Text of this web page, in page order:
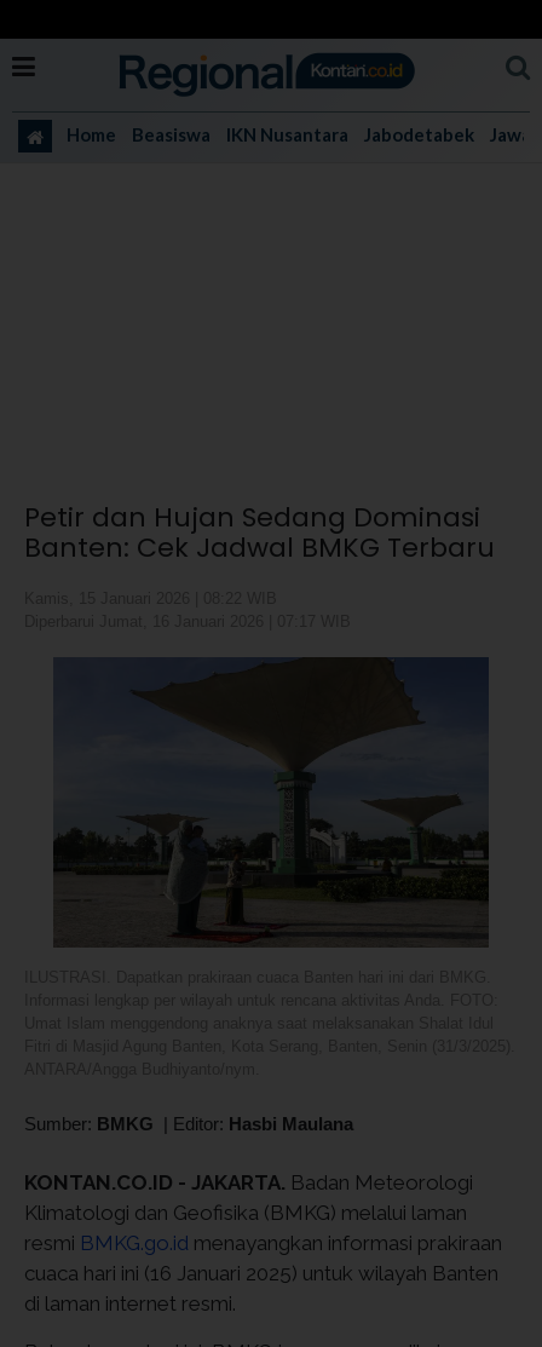
Home Beasiswa IKN Nusantara Jabodetabek Jawa
Petir dan Hujan Sedang Dominasi
Banten: Cek Jadwal BMKG Terbaru
Sumber: BMKG | Editor: Hasbi Maulana
KONTAN.CO.ID - JAKARTA. Badan Meteorologi
Klimatologi dan Geofisika (BMKG) melalui laman
resmi BMKG.go.id menayangkan informasi prakiraan
cuaca hari ini (16 Januari 2025) untuk wilayah Banten
di laman internet resmi.